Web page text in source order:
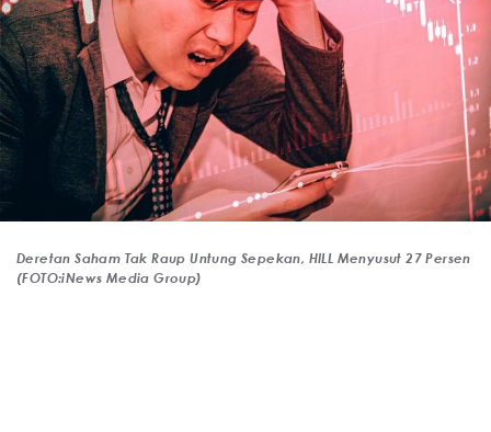
Deretan Saham Tak Raup Untung Sepekan, HILL Menyusut 27 Persen
(FOTO:iNews Media Group)